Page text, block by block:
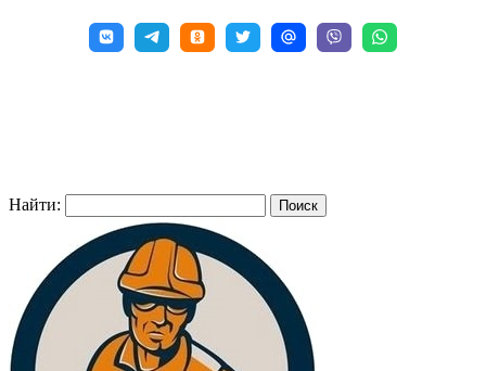
Найти: